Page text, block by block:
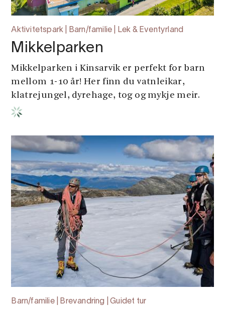
Aktivitetspark | Barn/familie | Lek & Eventyrland
Mikkelparken
Mikkelparken i Kinsarvik er perfekt for barn
mellom 1-10 år! Her finn du vatnleikar,
klatrejungel, dyrehage, tog og mykje meir.
Barn/familie | Brevandring | Guidet tur